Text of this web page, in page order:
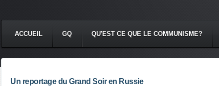
ACCUEIL GQ QU'EST CE QUE LE COMMUNISME?
Un reportage du Grand Soir en Russie